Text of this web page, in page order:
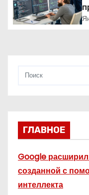
с
ГЛАВНОЕ
Google
созданной с
интеллекта